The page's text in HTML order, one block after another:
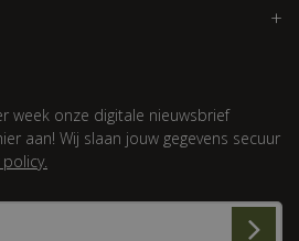
week onze digitale nieuwsbrief
aan! Wij slaan jouw gegevens secuur